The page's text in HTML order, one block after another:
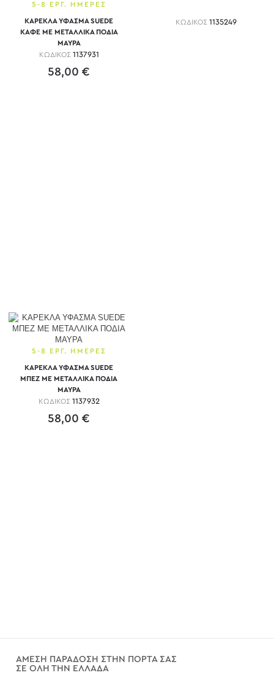
5-8 ΕΡΓ. ΗΜΕΡΕΣ
ΚΑΡΕΚΛΑ ΥΦΑΣΜΑ SUEDE
ΚΑΦΕ ΜΕ ΜΕΤΑΛΛΙΚΑ ΠΟΔΙΑ
ΜΑΥΡΑ
ΚΩΔΙΚΟΣ 1137931
58,00 €
ΚΩΔΙΚΟΣ 1135249
5-8 ΕΡΓ. ΗΜΕΡΕΣ
ΚΑΡΕΚΛΑ ΥΦΑΣΜΑ SUEDE
ΜΠΕΖ ΜΕ ΜΕΤΑΛΛΙΚΑ ΠΟΔΙΑ
ΜΑΥΡΑ
ΚΩΔΙΚΟΣ 1137932
58,00 €
ΑΜΕΣΗ ΠΑΡΑΔΟΣΗ ΣΤΗΝ ΠΟΡΤΑ ΣΑΣ
ΣΕ ΟΛΗ ΤΗΝ ΕΛΛΑΔΑ